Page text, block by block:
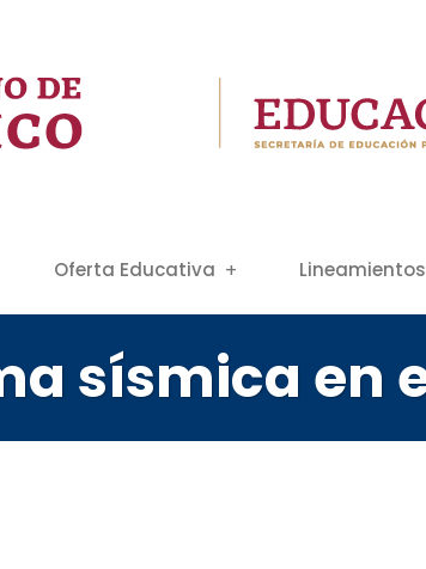
Oferta Educativa Lineamientos
sísmica en